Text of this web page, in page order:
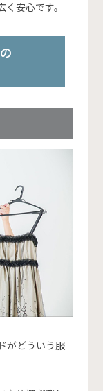
安心です。
がどういう服